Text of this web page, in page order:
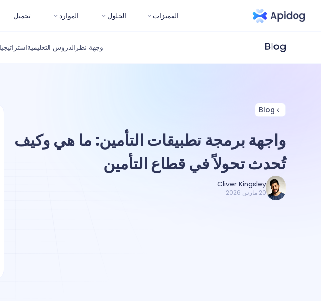
المميزات الحلول الموارد تحميل
وجهة نظر الدروس التعليمية
Blog
واجهة برمجة تطبيقات التأمين: ما هي وكيف
تُحدث تحولاً في قطاع التأمين
Oliver Kingsley
20 مارس 2026